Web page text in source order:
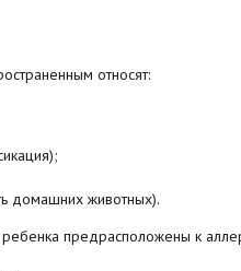
относят:
домашних животных).
предрасположены к